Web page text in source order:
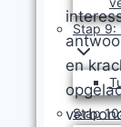
Stap 9:
Stap
en